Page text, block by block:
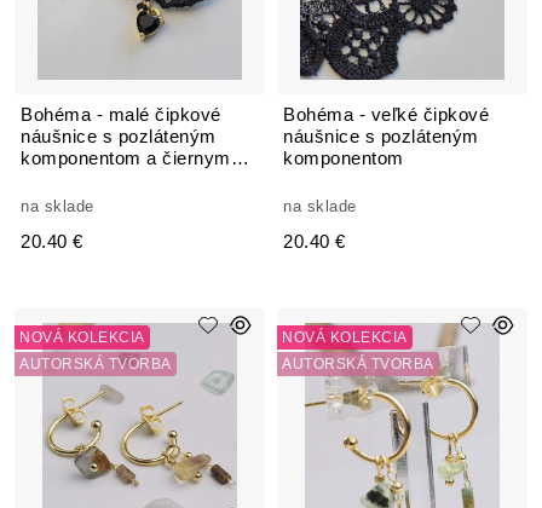
Bohéma - malé čipkové
náušnice s pozláteným
komponentom a čiernym
na sklade
20.40 €
Bohéma - veľké čipkové
náušnice s pozláteným
komponentom
na sklade
20.40 €
NOVÁ KOLEKCIA
AUTORSKÁ TVORBA
NOVÁ KOLEKCIA
AUTORSKÁ TVORBA